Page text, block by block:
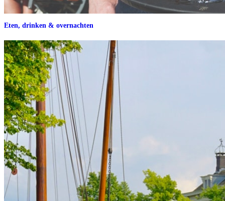
Eten, drinken & overnachten